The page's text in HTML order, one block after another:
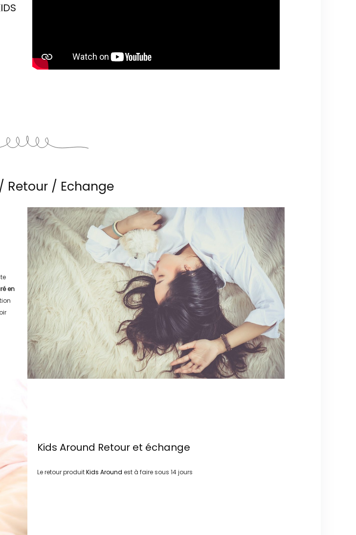
Retour / Echange
en
Kids Around Retour et échange
Le retour produitKids Around est à faire sous 14 jours